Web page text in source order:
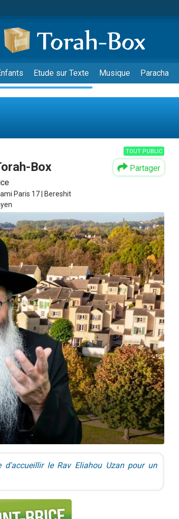
Etude sur Texte Musique Paracha
TOUT PUBLIC
Partager
Box
Paris 17 | Bereshit
le Rav Eliahou Uzan pour un